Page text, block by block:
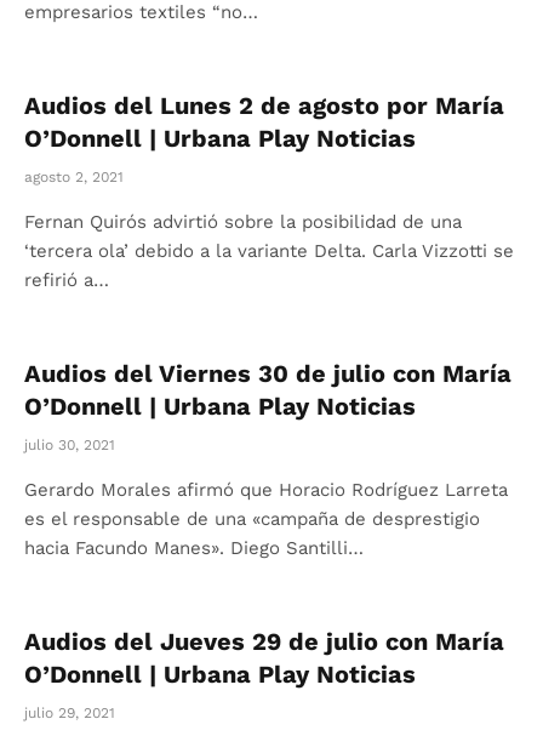
empresarios textiles “no…
Audios del Lunes 2 de agosto por María
O’Donnell | Urbana Play Noticias
agosto 2, 2021
Fernan Quirós advirtió sobre la posibilidad de una
‘tercera ola’ debido a la variante Delta. Carla Vizzotti se
refirió a…
Audios del Viernes 30 de julio con María
O’Donnell | Urbana Play Noticias
julio 30, 2021
Gerardo Morales afirmó que Horacio Rodríguez Larreta
es el responsable de una «campaña de desprestigio
hacia Facundo Manes». Diego Santilli…
Audios del Jueves 29 de julio con María
O’Donnell | Urbana Play Noticias
julio 29, 2021